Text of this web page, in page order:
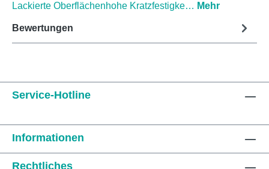
Lackierte Oberflächenhohe Kratzfestigke… Mehr
Bewertungen
Service-Hotline
Informationen
Rechtliches